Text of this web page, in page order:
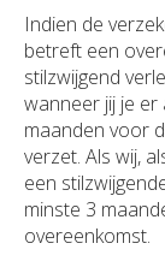
Indien de
betreft een
stilzwijgend
wanneer jij je er
maanden voor
verzet. Als wij,
een
minste 3
overeenkomst.